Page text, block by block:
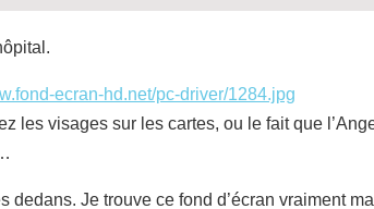
ecran-hd.net/pc-driver/1284.jpg
les visages sur les cartes, ou le fait que
Je trouve ce fond d’écran vraiment